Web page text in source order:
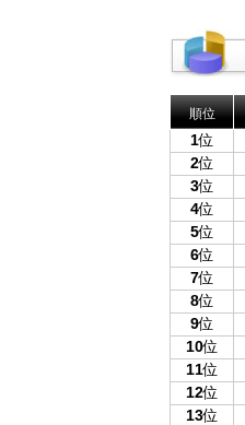
順位
1位
2位
3位
4位
5位
6位
7位
8位
9位
10位
11位
12位
13位